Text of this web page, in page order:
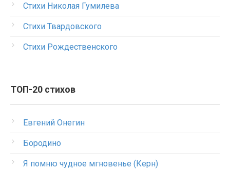
Стихи Николая Гумилева
Стихи Твардовского
Стихи Рождественского
ТОП-20 стихов
Евгений Онегин
Бородино
Я помню чудное мгновенье (Керн)